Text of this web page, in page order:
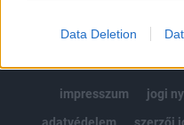
Data Deletion
©
impresszum
jogi
adatvédelem
szerzői